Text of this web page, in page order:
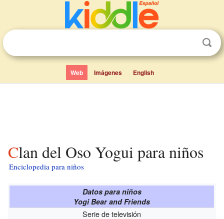
Web Imágenes English
Clan del Oso Yogui para niños
Enciclopedia para niños
Datos para niños
Yogi Bear and Friends
Serie de televisión